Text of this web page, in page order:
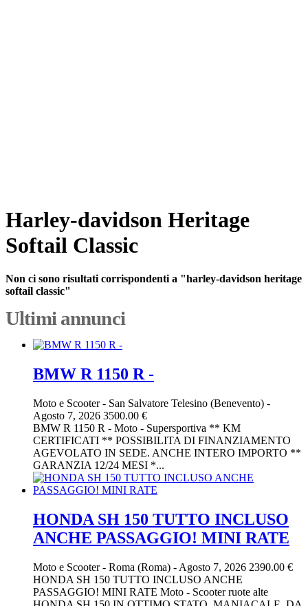
Harley-davidson Heritage
Softail Classic
Non ci sono risultati corrispondenti a "harley-davidson heritage
softail classic"
Ultimi annunci
BMW R 1150 R -
Moto e Scooter- San Salvatore Telesino (Benevento) -
Agosto 7, 2026 3500.00 €
BMW R 1150 R - Moto - Supersportiva ** KM
CERTIFICATI ** POSSIBILITA DI FINANZIAMENTO
AGEVOLATO IN SEDE. ANCHE INTERO IMPORTO **
GARANZIA 12/24 MESI *...
HONDA SH 150 TUTTO INCLUSO
ANCHE PASSAGGIO! MINI RATE
Moto e Scooter- Roma (Roma) - Agosto 7, 2026 2390.00 €
HONDA SH 150 TUTTO INCLUSO ANCHE
PASSAGGIO! MINI RATE Moto - Scooter ruote alte